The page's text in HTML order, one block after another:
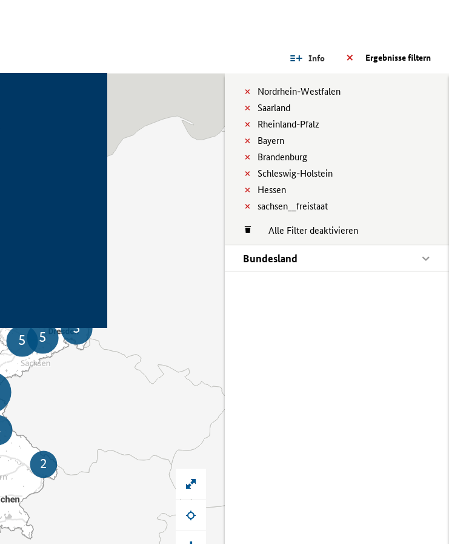
Ergebnisse filtern
Info
Nordrhein-Westfalen
Saarland
Rheinland-Pfalz
Bayern
Brandenburg
Schleswig-Holstein
Hessen
sachsen__freistaat
Alle Filter deaktivieren
Bundesland